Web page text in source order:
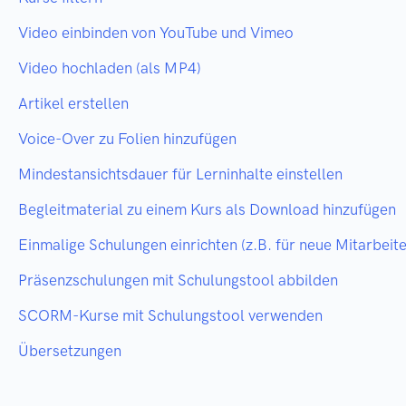
Video einbinden von YouTube und Vimeo
Video hochladen (als MP4)
Artikel erstellen
Voice-Over zu Folien hinzufügen
Mindestansichtsdauer für Lerninhalte einstellen
Begleitmaterial zu einem Kurs als Download hinzufügen
Einmalige Schulungen einrichten (z.B. für neue
Präsenzschulungen mit Schulungstool abbilden
SCORM-Kurse mit Schulungstool verwenden
Übersetzungen